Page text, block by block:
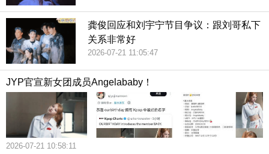
龚俊回应和刘宇宁节目争议：跟刘哥私下
关系非常好
2026-07-21 11:05:47
JYP官宣新女团成员Angelababy！
2026-07-21 10:58:11